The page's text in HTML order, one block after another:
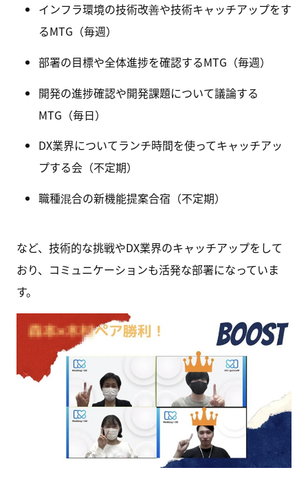
インフラ環境の技術改善や技術キャッチアップをす
るMTG（毎週）
部署の目標や全体進捗を確認するMTG（毎週）
開発の進捗確認や開発課題について議論する
MTG（毎日）
DX業界についてランチ時間を使ってキャッチアッ
プする会（不定期）
職種混合の新機能提案合宿（不定期）
など、技術的な挑戦やDX業界のキャッチアップをして
おり、コミュニケーションも活発な部署になっていま
す。